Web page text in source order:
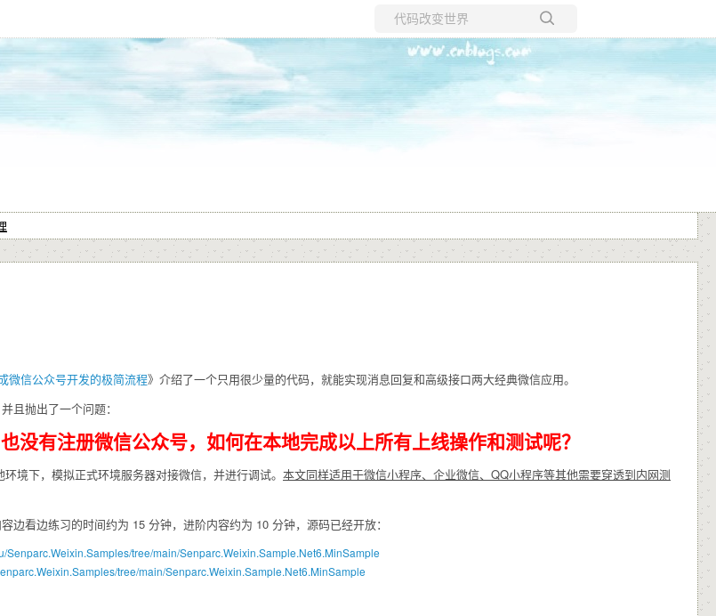
所有博客
当前博客
微信公众号开发的极简流程》介绍了一个只用很少量的代码，就能实现消息回复和高级接口两大经典微信应用。
抛出了一个问题：
没有注册微信公众号，如何在本地完成以上所有上线操作和测试呢？
下，模拟正式环境服务器对接微信，并进行调试。 本文同样适用于微信小程序、企业微信、QQ小程序等其他需要穿透到内网测
看边练习的时间约为 15 分钟，进阶内容约为 10 分钟，源码已经开放：
Senparc.Weixin.Samples/tree/main/Senparc.Weixin.Sample.Net6.MinSample
tree/main/Senparc.Weixin.Sample.Net6.MinSample